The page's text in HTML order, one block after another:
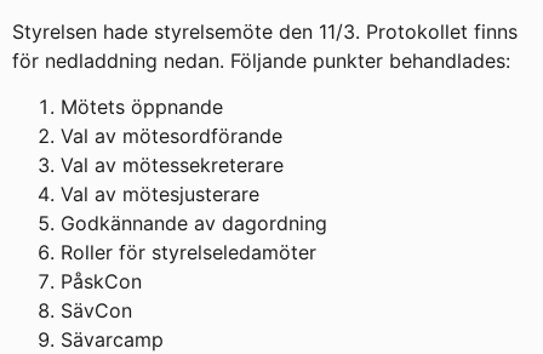
Styrelsen hade styrelsemöte den 11/3. Protokollet finns
för nedladdning nedan. Följande punkter behandlades:
Mötets öppnande
Val av mötesordförande
Val av mötessekreterare
Val av mötesjusterare
Godkännande av dagordning
Roller för styrelseledamöter
PåskCon
SävCon
Sävarcamp